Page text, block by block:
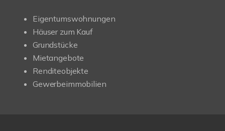
Eigentumswohnungen
Häuser zum Kauf
Grundstücke
Mietangebote
Renditeobjekte
Gewerbeimmobilien